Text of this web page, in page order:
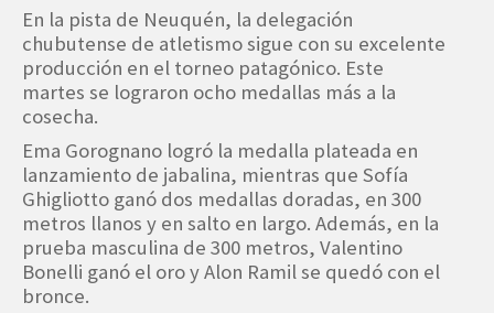
En la pista de Neuquén, la delegación
chubutense de atletismo sigue con su excelente
producción en el torneo patagónico. Este
martes se lograron ocho medallas más a la
cosecha.
Ema Gorognano logró la medalla plateada en
lanzamiento de jabalina, mientras que Sofía
Ghigliotto ganó dos medallas doradas, en 300
metros llanos y en salto en largo. Además, en la
prueba masculina de 300 metros, Valentino
Bonelli ganó el oro y Alon Ramil se quedó con el
bronce.